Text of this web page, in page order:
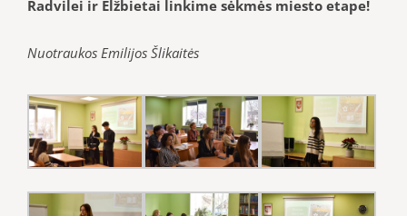
Radvilei ir Elžbietai linkime sėkmės miesto etape!
Nuotraukos Emilijos Šlikaitės